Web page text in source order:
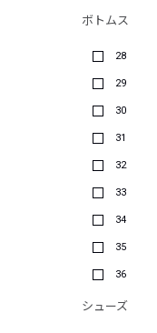
ボトムス
28
29
30
31
32
33
34
35
36
シューズ